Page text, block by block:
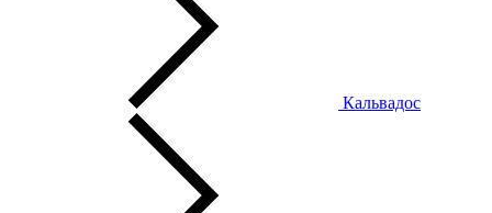
Кальвадос